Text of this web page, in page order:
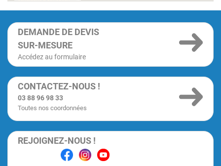
DEMANDE DE DEVIS
SUR-MESURE
Accédez au formulaire
CONTACTEZ-NOUS !
03 88 96 98 33
Toutes nos coordonnées
REJOIGNEZ-NOUS !